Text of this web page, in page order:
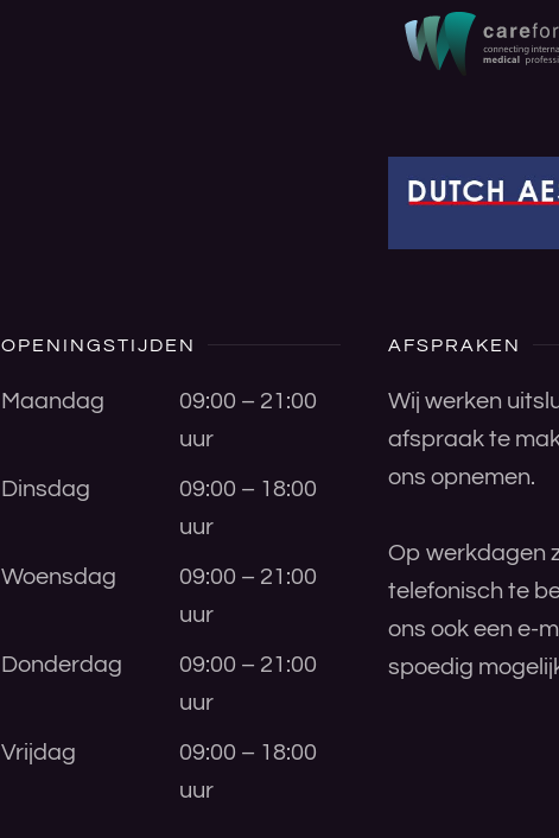
OPENINGSTIJDEN
Maandag
09:00 – 21:00
uur
Dinsdag
09:00 – 18:00
uur
Woensdag
09:00 – 21:00
uur
Donderdag
09:00 – 21:00
uur
Vrijdag
09:00 – 18:00
uur
AFSPRAKEN
Wij werken
afspraak te
ons opnemen.
Op werkdagen
telefonisch te
ons ook een e-
spoedig